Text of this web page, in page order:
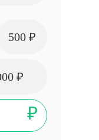
500 ₽
₽
₽